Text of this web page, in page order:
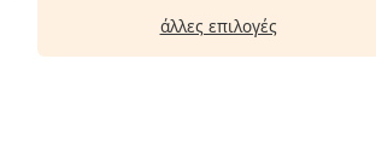
άλλες επιλογές